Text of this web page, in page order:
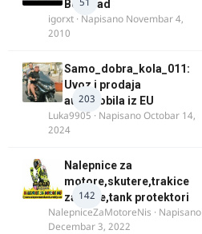
Beograd
igorxt · Napisano Novembar 4,
2010
203
Samo_dobra_kola_011:
Uvoz i prodaja
automobila iz EU
Luka9905 · NapisanoOctobar 14,
2024
142
Nalepnice za
motore,skutere,trakice
za felne,tank protektori
NalepniceZaMotoreNis · Napisano
Decembar 3, 2022